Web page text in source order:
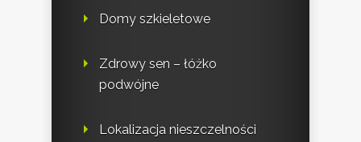
Domy szkieletowe
Zdrowy sen – łóżko
podwójne
Lokalizacja nieszczelności